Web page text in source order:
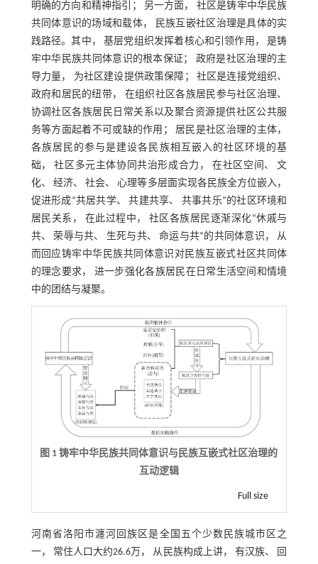
明确的方向和精神指引； 另一方面， 社区是铸牢中华民族
共同体意识的场域和载体， 民族互嵌社区治理是具体的实
践路径。其中， 基层党组织发挥着核心和引领作用， 是铸
牢中华民族共同体意识的根本保证； 政府是社区治理的主
导力量， 为社区建设提供政策保障； 社区是连接党组织、
政府和居民的纽带， 在组织社区各族居民参与社区治理、
协调社区各族居民日常关系以及聚合资源提供社区公共服
务等方面起着不可或缺的作用； 居民是社区治理的主体，
各族居民的参与是建设各民族相互嵌入的社区环境的基
础， 社区多元主体协同共治形成合力， 在社区空间、 文
化、 经济、 社会、 心理等多层面实现各民族全方位嵌入，
促进形成“共居共学、 共建共享、 共事共乐”的社区环境和
居民关系， 在此过程中， 社区各族居民逐渐深化“休戚与
共、 荣辱与共、 生死与共、 命运与共”的共同体意识， 从
而回应铸牢中华民族共同体意识对民族互嵌式社区共同体
的理念要求， 进一步强化各族居民在日常生活空间和情境
中的团结与凝聚。
图 1 铸牢中华民族共同体意识与民族互嵌式社区治理的
互动逻辑
Full size
河南省洛阳市瀍河回族区是全国五个少数民族城市区之
一， 常住人口大约26.6万， 从民族构成上讲， 有汉族、 回